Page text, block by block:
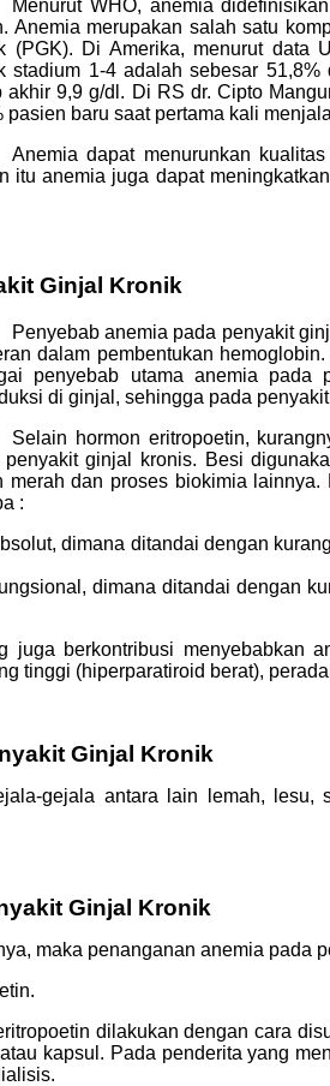
Menurut WHO, anemia
Anemia merupakan salah satu
(PGK). Di Amerika, menurut data
stadium 1-4 adalah sebesar
akhir 9,9 g/dl. Di RS dr. Cipto
pasien baru saat pertama kali
Anemia dapat menurunkan
itu anemia juga dapat
Ginjal Kronik
Penyebab anemia pada penyakit
dalam pembentukan
penyebab utama anemia pada
di ginjal, sehingga pada
Selain hormon eritropoetin,
penyakit ginjal kronis. Besi
merah dan proses biokimia
:
dimana ditandai dengan
dimana ditandai dengan
juga berkontribusi menyebabkan
tinggi (hiperparatiroid berat),
Ginjal Kronik
gejala antara lain lemah, lesu,
Ginjal Kronik
maka penanganan anemia pada
dilakukan dengan cara
kapsul. Pada penderita yang